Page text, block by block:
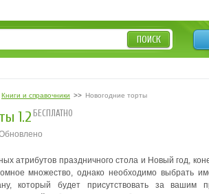
ПОИСК
Книги и справочники >> Новогодние торты
1.2 БЕСПЛАТНО
атрибутов праздничного стола и Новый год,
множество, однако необходимо выбрать
который будет присутствовать за